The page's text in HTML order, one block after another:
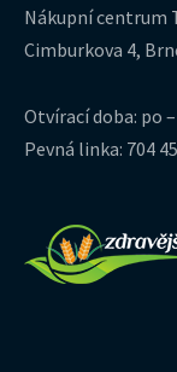
Nákupní centrum
Cimburkova 4,
Otvírací doba: po –
Pevná linka: 704